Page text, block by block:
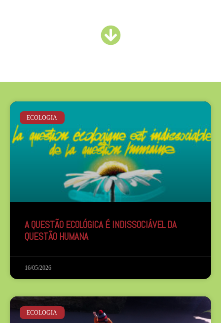
ECOLOGIA
A QUESTÃO ECOLÓGICA É INDISSOCIÁVEL DA
QUESTÃO HUMANA
16/05/2026
ECOLOGIA